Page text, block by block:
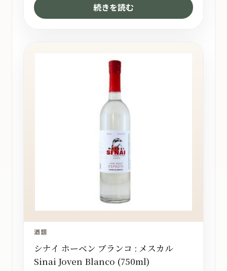
続きを読む
酒類
シナイ ホーベン ブランコ : メスカル
Sinai Joven Blanco (750ml)